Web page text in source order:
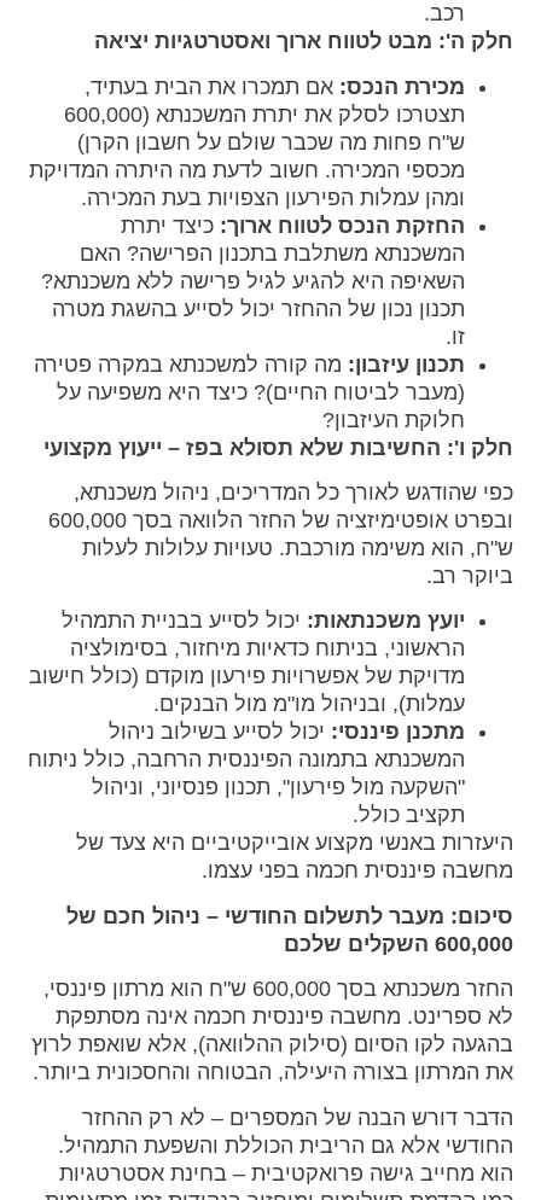
רכב.
חלק ה': מבט לטווח ארוך ואסטרטגיות יציאה
מכירת הנכס: אם תמכרו את הבית בעתיד,
תצטרכו לסלק את יתרת המשכנתא (600,000
ש"ח פחות מה שכבר שולם על חשבון הקרן)
מכספי המכירה. חשוב לדעת מה היתרה המדויקת
ומהן עמלות הפירעון הצפויות בעת המכירה.
החזקת הנכס לטווח ארוך: כיצד יתרת
המשכנתא משתלבת בתכנון הפרישה? האם
השאיפה היא להגיע לגיל פרישה ללא משכנתא?
תכנון נכון של ההחזר יכול לסייע בהשגת מטרה
זו.
תכנון עיזבון: מה קורה למשכנתא במקרה פטירה
(מעבר לביטוח החיים)? כיצד היא משפיעה על
חלוקת העיזבון?
חלק ו': החשיבות שלא תסולא בפז – ייעוץ מקצועי
כפי שהודגש לאורך כל המדריכים, ניהול משכנתא,
ובפרט אופטימיזציה של החזר הלוואה בסך 600,000
ש"ח, הוא משימה מורכבת. טעויות עלולות לעלות
ביוקר רב.
יועץ משכנתאות: יכול לסייע בבניית התמהיל
הראשוני, בניתוח כדאיות מיחזור, בסימולציה
מדויקת של אפשרויות פירעון מוקדם (כולל חישוב
עמלות), ובניהול מו"מ מול הבנקים.
מתכנן פיננסי: יכול לסייע בשילוב ניהול
המשכנתא בתמונה הפיננסית הרחבה, כולל ניתוח
"השקעה מול פירעון", תכנון פנסיוני, וניהול
תקציב כולל.
היעזרות באנשי מקצוע אובייקטיביים היא צעד של
מחשבה פיננסית חכמה בפני עצמו.
סיכום: מעבר לתשלום החודשי – ניהול חכם של
600,000 השקלים שלכם
החזר משכנתא בסך 600,000 ש"ח הוא מרתון פיננסי,
לא ספרינט. מחשבה פיננסית חכמה אינה מסתפקת
בהגעה לקו הסיום (סילוק ההלוואה), אלא שואפת לרוץ
את המרתון בצורה היעילה, הבטוחה והחסכונית ביותר.
הדבר דורש הבנה של המספרים – לא רק ההחזר
החודשי אלא גם הריבית הכוללת והשפעת התמהיל.
הוא מחייב גישה פרואקטיבית – בחינת אסטרטגיות